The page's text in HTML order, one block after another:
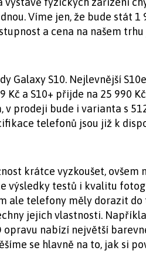
Víme jen, že bude stát 1
a cena na našem
Galaxy S10. Nejlevnější
Kč a S10+ přijde na 25 990
v prodeji bude i varianta s
telefonů jsou již k
krátce vyzkoušet, ovšem
výsledky testů i kvalitu
ale telefony měly dorazit
jejich vlastnosti.
opravu nabízí největší
se hlavně na to, jak si